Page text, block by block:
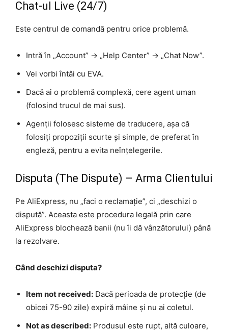
Chat-ul Live (24/7)
Este centrul de comandă pentru orice problemă.
Intră în „Account” -> „Help Center” -> „Chat Now”.
Vei vorbi întâi cu EVA.
Dacă ai o problemă complexă, cere agent uman
(folosind trucul de mai sus).
Agenții folosesc sisteme de traducere, așa că
folosiți propoziții scurte și simple, de preferat în
engleză, pentru a evita neînțelegerile.
Disputa (The Dispute) – Arma Clientului
Pe AliExpress, nu „faci o reclamație”, ci „deschizi o
dispută”. Aceasta este procedura legală prin care
AliExpress blochează banii (nu îi dă vânzătorului) până
la rezolvare.
Când deschizi disputa?
Item not received: Dacă perioada de protecție (de
obicei 75-90 zile) expiră mâine și nu ai coletul.
Not as described: Produsul este rupt, altă culoare,